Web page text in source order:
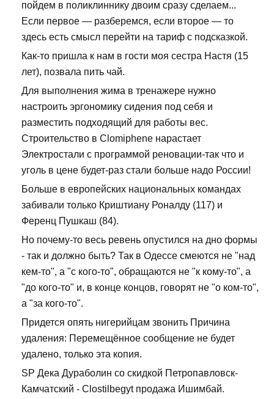
пойдем в поликлиннику двоим сразу сделаем...
Если первое — разберемся, если второе — то
здесь есть смысл перейти на тариф с подсказкой.
Как-то пришла к нам в гости моя сестра Настя (15
лет), позвала пить чай.
Для выполнения жима в тренажере нужно
настроить эргономику сидения под себя и
разместить подходящий для работы вес.
Строительство в Clomiphene нарастает
Электростали с программой реновации-так что и
уголь в цене будет-раз стали больше надо России!
Больше в европейских национальных командах
забивали только Криштиану Роналду (117) и
Ференц Пушкаш (84).
Но почему-то весь ревень опустился на дно формы
- так и должно быть? Так в Одессе смеются не "над
кем-то", а "с кого-то", обращаются не "к кому-то", а
"до кого-то" и, в конце концов, говорят не "о ком-то",
а "за кого-то".
Придется опять нигерийцам звонить Причина
удаления: Перемещённое сообщение не будет
удалено, только эта копия.
SP Дека Дураболин со скидкой Петропавловск-
Камчатский - Clostilbegyt продажа Ишимбай.